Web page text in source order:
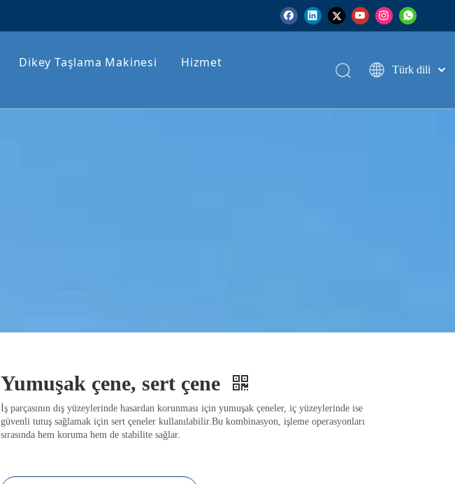
Dikey Taşlama Makinesi
Hizmet
Türk dili
Pусский
Yumuşak çene, sert çene
İş parçasının dış yüzeylerinde hasardan korunması için yumuşak çeneler, iç yüzeylerinde ise
güvenli tutuş sağlamak için sert çeneler kullanılabilir.Bu kombinasyon, işleme operasyonları
sırasında hem koruma hem de stabilite sağlar.